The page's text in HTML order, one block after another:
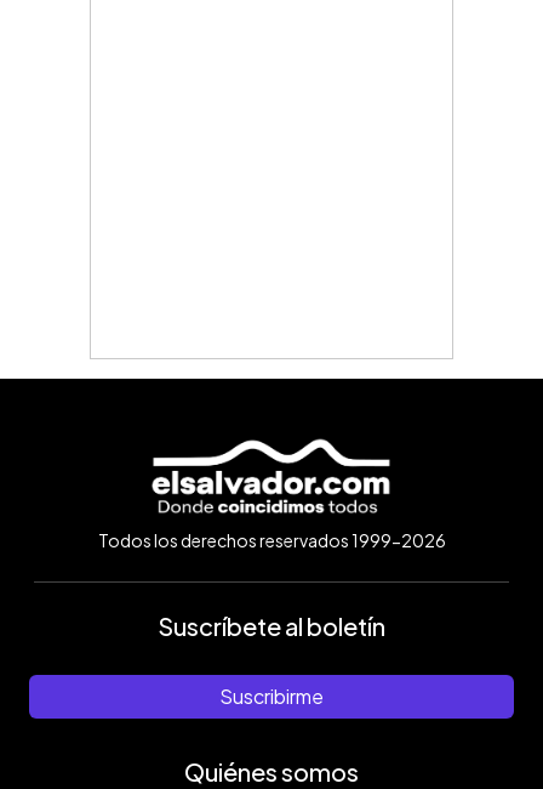
Todos los derechos reservados 1999-2026
Suscríbete al boletín
Suscribirme
Quiénes somos